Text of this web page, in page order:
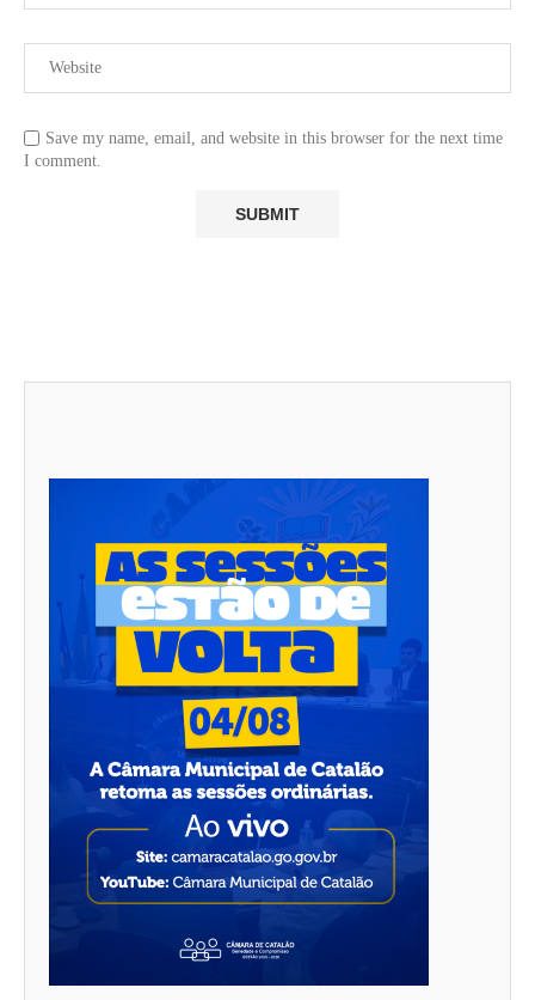
Save my name, email, and website in this browser for the next time
I comment.